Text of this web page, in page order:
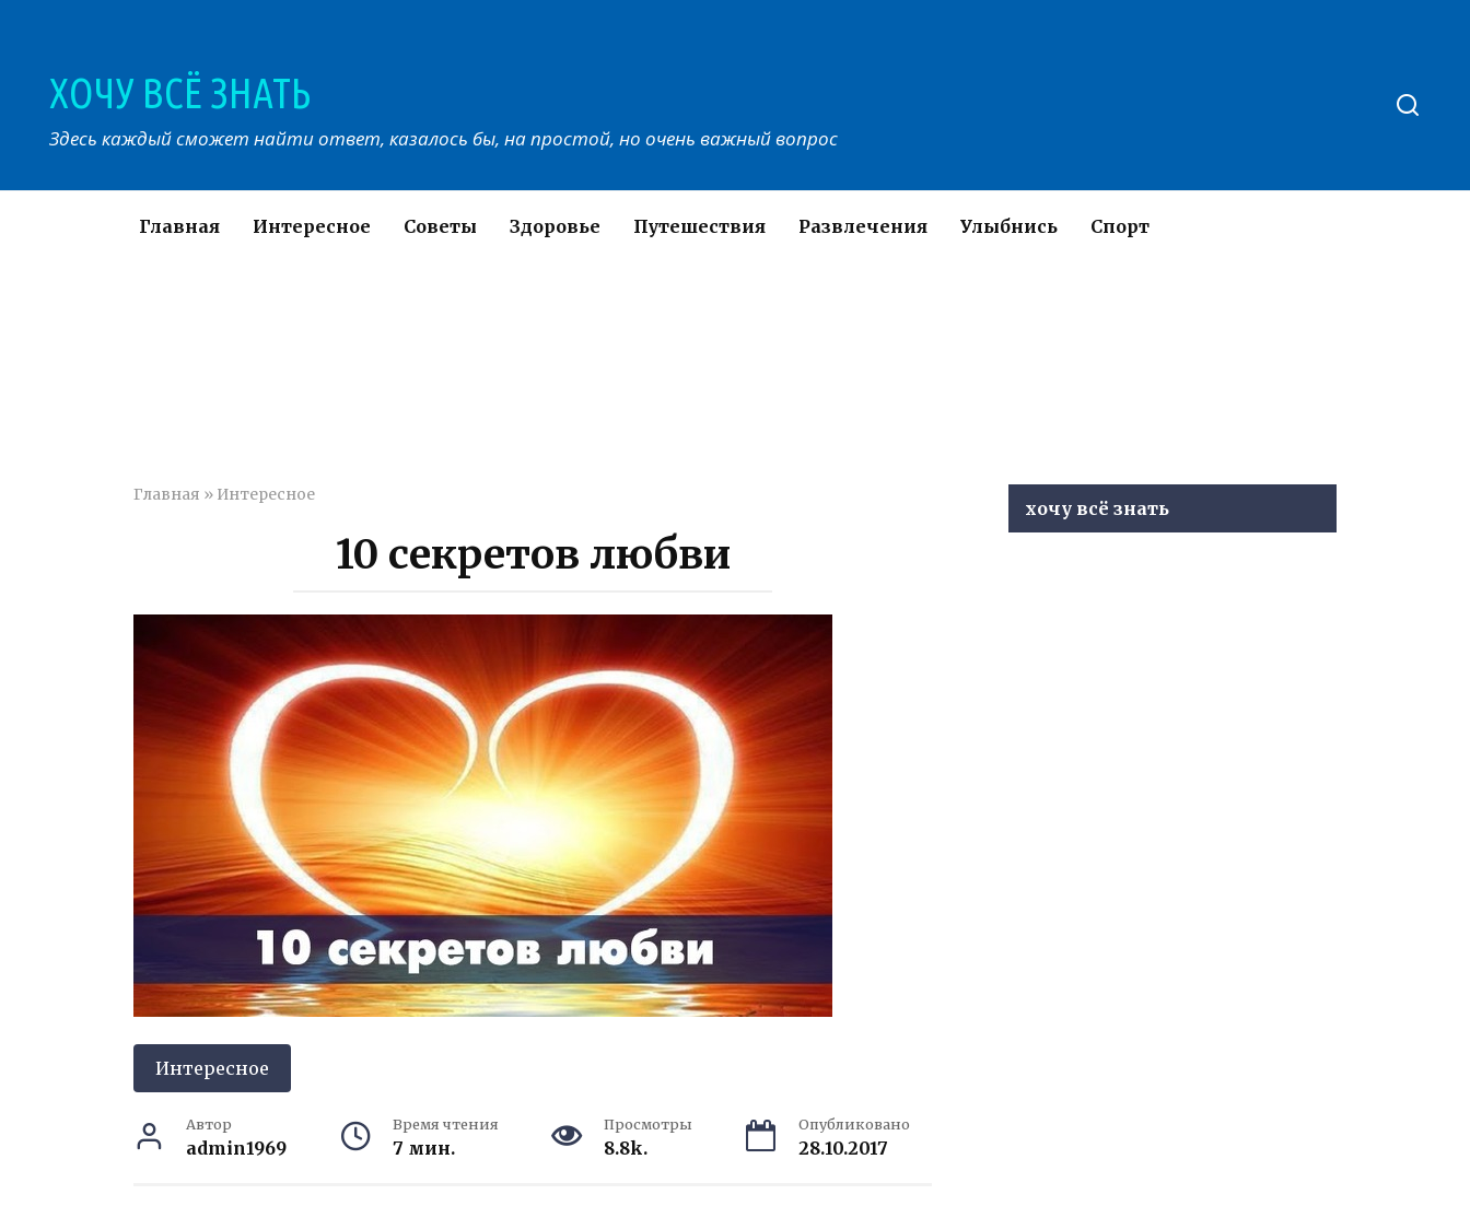
ХОЧУ ВСЁ ЗНАТЬ
Здесь каждый сможет найти ответ, казалось бы, на простой, но очень важный вопрос
Главная Интересное Советы Здоровье Путешествия Развлечения Улыбнись Спорт
Главная » Интересное
10 секретов любви
Интересное
Автор
admin1969
Время чтения
7 мин.
Просмотры
8.8k.
Опубликовано
28.10.2017
хочу всё знать